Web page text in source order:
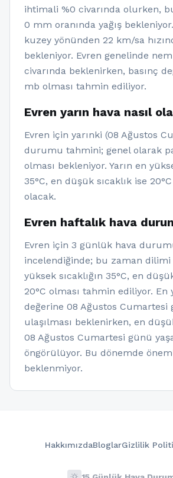
ihtimali %0 civarında olurken,
0 mm oranında yağış
kuzey yönünden 22 km/sa
bekleniyor. Evren genelinde nem
civarında beklenirken, basınç
mb olması tahmin ediliyor.
Evren yarın hava nasıl
Evren için yarınki (08 Ağustos
durumu tahmini; genel olarak
olması bekleniyor. Yarın en
35°C, en düşük sıcaklık ise
olacak.
Evren haftalık hava
Evren için 3 günlük hava
incelendiğinde; bu zaman dilimi
yüksek sıcaklığın 35°C, en
20°C olması tahmin ediliyor. En
değerine 08 Ağustos Cumartesi
ulaşılması beklenirken, en
08 Ağustos Cumartesi günü
öngörülüyor. Bu dönemde
beklenmiyor.
HakkımızdaBloglarGizlilik